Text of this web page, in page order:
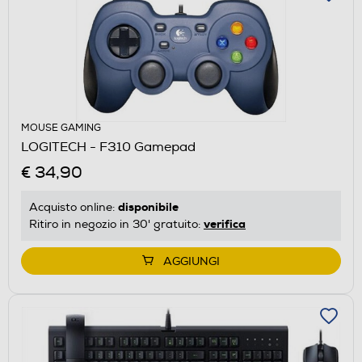
MOUSE GAMING
LOGITECH - F310 Gamepad
€ 34,90
Acquisto online: disponibile
Ritiro in negozio in 30' gratuito: verifica
AGGIUNGI